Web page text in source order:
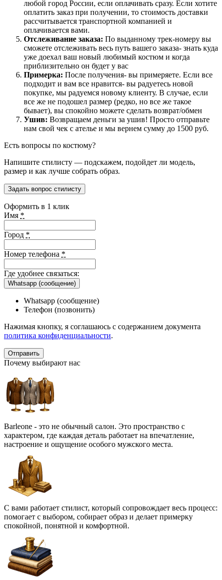
любой город России, если оплачивать сразу. Если хотите
оплатить заказ при получении, то стоимость доставки
рассчитывается транспортной компанией и
оплачивается вами.
Отслеживание заказа: По выданному трек-номеру вы
сможете отслеживать весь путь вашего заказа- знать куда
уже доехал ваш новый любимый костюм и когда
приблизительно он будет у вас
Примерка: После получения- вы примеряете. Если все
подходит и вам все нравится- вы радуетесь новой
покупке, мы радуемся новому клиенту. В случае, если
все же не подошел размер (редко, но все же такое
бывает), вы спокойно можете сделать возврат/обмен
Ушив: Возвращаем деньги за ушив! Просто отправьте
нам свой чек с ателье и мы вернем сумму до 1500 руб.
Есть вопросы по костюму?
Напишите стилисту — подскажем, подойдет ли модель,
размер и как лучше собрать образ.
Задать вопрос стилисту
Оформить в 1 клик
Имя *
Город *
Номер телефона *
Где удобнее связаться:
Whatsapp (сообщение)
Whatsapp (сообщение)
Телефон (позвонить)
Нажимая кнопку, я соглашаюсь с содержанием документа
политика конфиденциальности.
Почему выбирают нас
Barleone - это не обычный салон. Это пространство с
характером, где каждая деталь работает на впечатление,
настроение и ощущение особого мужского места.
С вами работает стилист, который сопровождает весь процесс:
помогает с выбором, собирает образ и делает примерку
спокойной, понятной и комфортной.